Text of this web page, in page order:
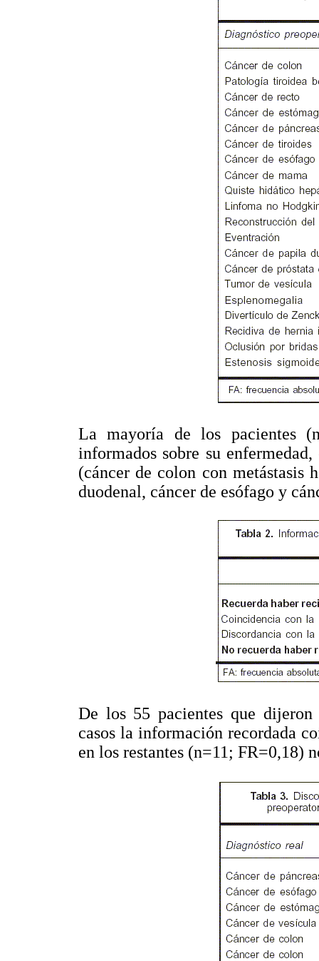
La mayoría de los pacientes
informados sobre su
(cáncer de colon con metástasis
duodenal, cáncer de esófago y
De los 55 pacientes que
casos la información recordada
en los restantes (n=11; FR=0,18)